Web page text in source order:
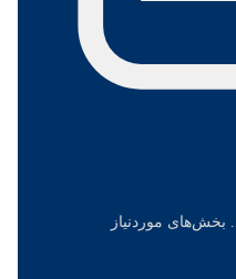
بخش‌های موردنیاز